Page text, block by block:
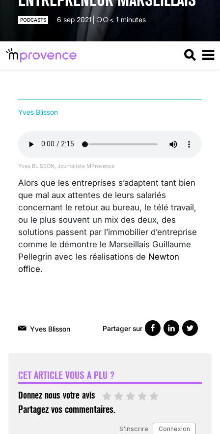
PODCASTS 6 sep 2021 < 1 minutes
Yves Blisson
Yves BLISSON, Journaliste MProvence
Alors que les entreprises s’adaptent tant bien
que mal aux attentes de leurs salariés
concernant le retour au bureau, le télé travail,
ou le plus souvent un mix des deux, des
solutions passent par l’immobilier d’entreprise
comme le démontre le Marseillais Guillaume
Pellegrin avec les réalisations de Newton
office.
Yves Blisson Partager sur
CET ARTICLE VOUS A PLU ?
Donnez nous votre avis
Partagez vos commentaires.